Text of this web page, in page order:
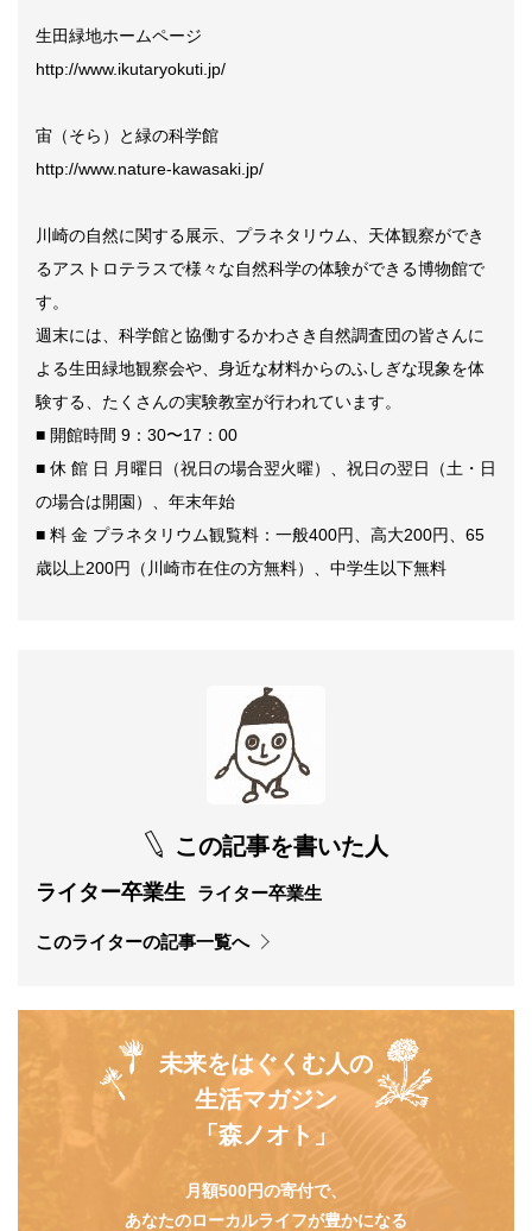
生田緑地ホームページ
http://www.ikutaryokuti.jp/
宙（そら）と緑の科学館
http://www.nature-kawasaki.jp/
川崎の自然に関する展示、プラネタリウム、天体観察ができ
るアストロテラスで様々な自然科学の体験ができる博物館で
す。
週末には、科学館と協働するかわさき自然調査団の皆さんに
よる生田緑地観察会や、身近な材料からのふしぎな現象を体
験する、たくさんの実験教室が行われています。
■ 開館時間 9：30〜17：00
■ 休 館 日 月曜日（祝日の場合翌火曜）、祝日の翌日（土・日
の場合は開園）、年末年始
■ 料 金 プラネタリウム観覧料：一般400円、高大200円、65
歳以上200円（川崎市在住の方無料）、中学生以下無料
この記事を書いた人
ライター卒業生 ライター卒業生
このライターの記事一覧へ
未来をはぐくむ人の
生活マガジン
「森ノオト」
月額500円の寄付で、
あなたのローカルライフが豊かになる